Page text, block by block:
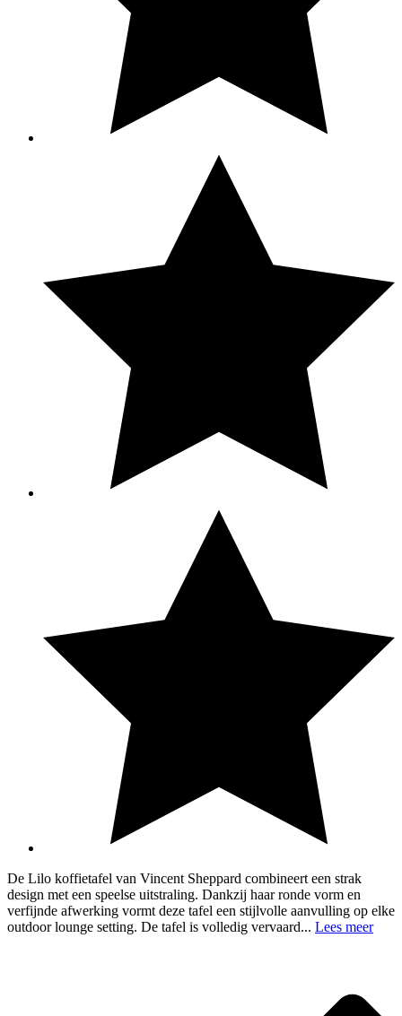
De Lilo koffietafel van Vincent Sheppard combineert een strak
design met een speelse uitstraling. Dankzij haar ronde vorm en
verfijnde afwerking vormt deze tafel een stijlvolle aanvulling op elke
outdoor lounge setting. De tafel is volledig vervaard... Lees meer